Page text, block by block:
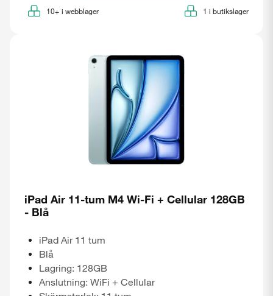
10+ i webblager 1 i butikslager
iPad Air 11-tum M4 Wi-Fi + Cellular 128GB
- Blå
iPad Air 11 tum
Blå
Lagring: 128GB
Anslutning: WiFi + Cellular